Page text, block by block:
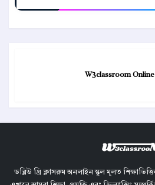
W3classroom
ডব্লিউ থ্রি ক্লাসরুম অনলাইন স্কুল মূলত